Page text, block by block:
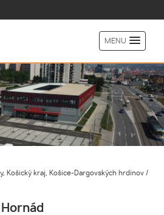
MENU
Košický kraj, Košice-Dargovských hrdinov /